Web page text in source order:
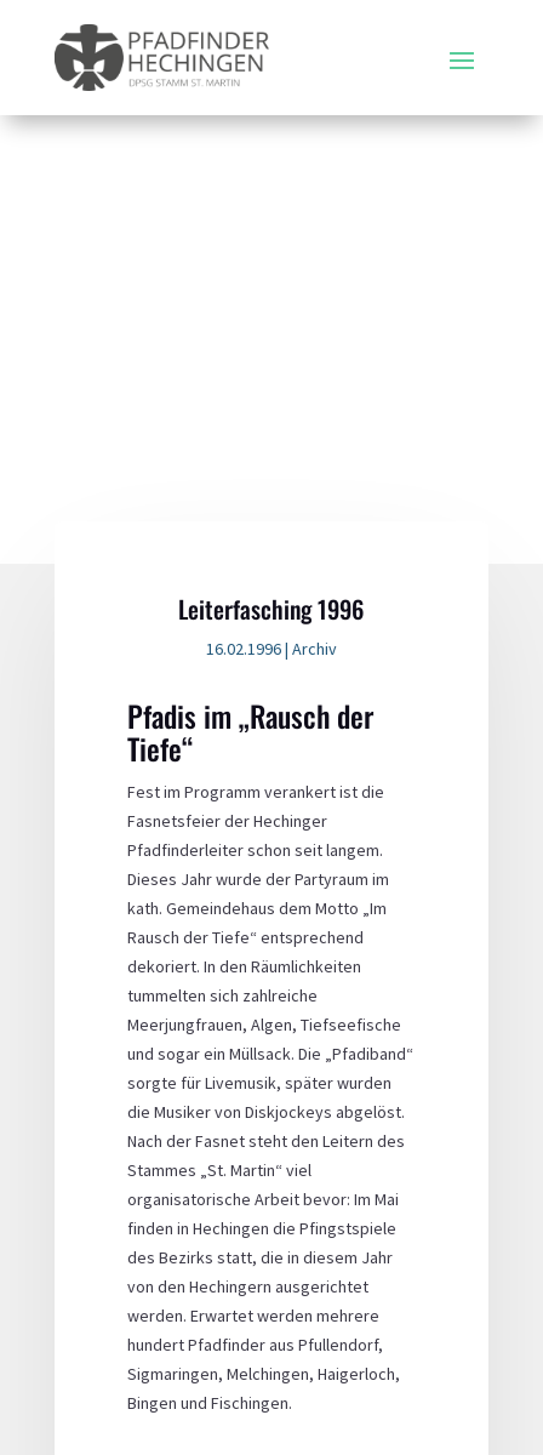
Leiterfasching 1996
16.02.1996| Archiv
Pfadis im „Rausch der
Tiefe“
Fest im Programm verankert ist die
Fasnetsfeier der Hechinger
Pfadfinderleiter schon seit langem.
Dieses Jahr wurde der Partyraum im
kath. Gemeindehaus dem Motto „Im
Rausch der Tiefe“ entsprechend
dekoriert. In den Räumlichkeiten
tummelten sich zahlreiche
Meerjungfrauen, Algen, Tiefseefische
und sogar ein Müllsack. Die „Pfadiband“
sorgte für Livemusik, später wurden
die Musiker von Diskjockeys abgelöst.
Nach der Fasnet steht den Leitern des
Stammes „St. Martin“ viel
organisatorische Arbeit bevor: Im Mai
finden in Hechingen die Pfingstspiele
des Bezirks statt, die in diesem Jahr
von den Hechingern ausgerichtet
werden. Erwartet werden mehrere
hundert Pfadfinder aus Pfullendorf,
Sigmaringen, Melchingen, Haigerloch,
Bingen und Fischingen.